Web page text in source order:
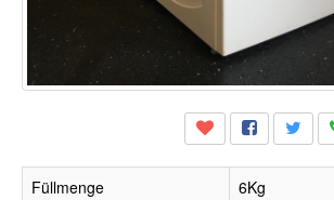
Füllmenge
6Kg